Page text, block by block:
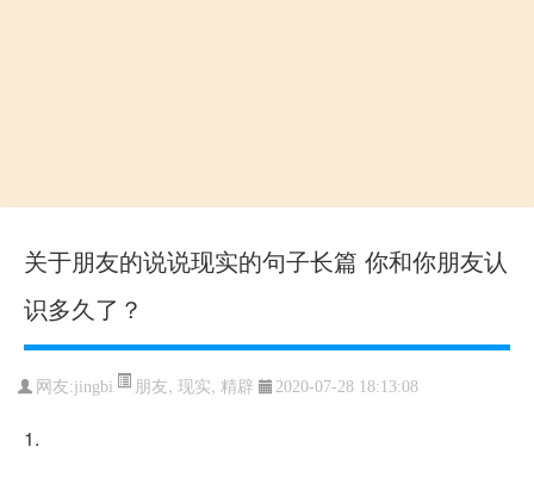
关于朋友的说说现实的句子长篇 你和你朋友认
识多久了？
网友:jingbi 朋友, 现实, 精辟 2020-07-28 18:13:08
1.